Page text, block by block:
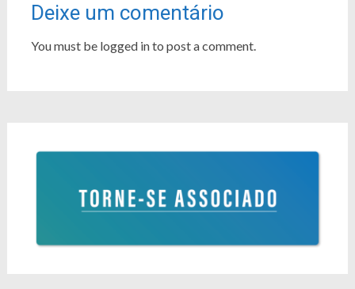
Deixe um comentário
You must be logged in to post a comment.